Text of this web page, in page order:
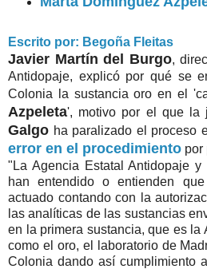
Escrito por: Begoña Fleitas
Javier Martín del Burgo,
Antidopaje, explicó por qué se
Colonia la sustancia oro en el
Azpeleta', motivo por el que la
Galgo ha paralizado el proceso
error en el procedimiento por
"La Agencia Estatal Antidopaje y
han entendido o entienden
actuado contando con la
las analíticas de las sustancias
en la primera sustancia, que es la
como el oro, el laboratorio de
Colonia dando así cumplimiento